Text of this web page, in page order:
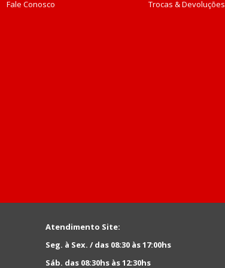
Fale Conosco
Trocas & Devoluções
Atendimento Site:
Seg. à Sex. / das 08:30 às 17:00hs
Sáb. das 08:30hs às 12:30hs